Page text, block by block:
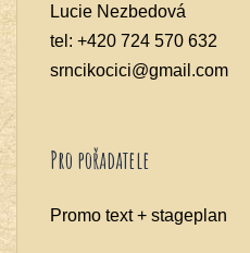
Lucie Nezbedová
tel: +420 724 570 632
srncikocici@gmail.com
Pro pořadatele
Promo text + stageplan